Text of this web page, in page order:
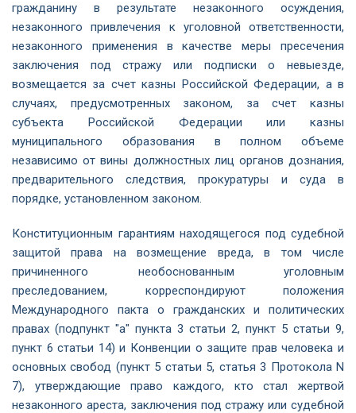
гражданину в результате незаконного осуждения,
незаконного привлечения к уголовной ответственности,
незаконного применения в качестве меры пресечения
заключения под стражу или подписки о невыезде,
возмещается за счет казны Российской Федерации, а в
случаях, предусмотренных законом, за счет казны
субъекта Российской Федерации или казны
муниципального образования в полном объеме
независимо от вины должностных лиц органов дознания,
предварительного следствия, прокуратуры и суда в
порядке, установленном законом.
Конституционным гарантиям находящегося под судебной
защитой права на возмещение вреда, в том числе
причиненного необоснованным уголовным
преследованием, корреспондируют положения
Международного пакта о гражданских и политических
правах (подпункт "а" пункта 3 статьи 2, пункт 5 статьи 9,
пункт 6 статьи 14) и Конвенции о защите прав человека и
основных свобод (пункт 5 статьи 5, статья 3 Протокола N
7), утверждающие право каждого, кто стал жертвой
незаконного ареста, заключения под стражу или судебной